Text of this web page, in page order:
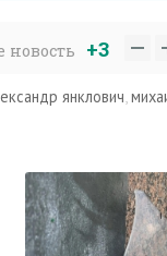
новость +3
янклович,